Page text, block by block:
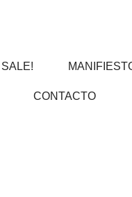
SALE!
CONTACTO